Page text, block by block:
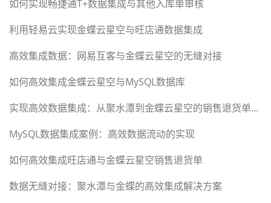
如何实现畅捷通T+数据集成与其他入库单审核
利用轻易云实现金蝶云星空与旺店通数据集成
高效集成数据：网易互客与金蝶云星空的无缝对接
如何高效集成金蝶云星空与MySQL数据库
实现高效数据集成：从聚水潭到金蝶云星空的销售退货单处理
MySQL数据集成案例：高效数据流动的实现
如何高效集成旺店通与金蝶云星空销售退货单
数据无缝对接：聚水潭与金蝶的高效集成解决方案